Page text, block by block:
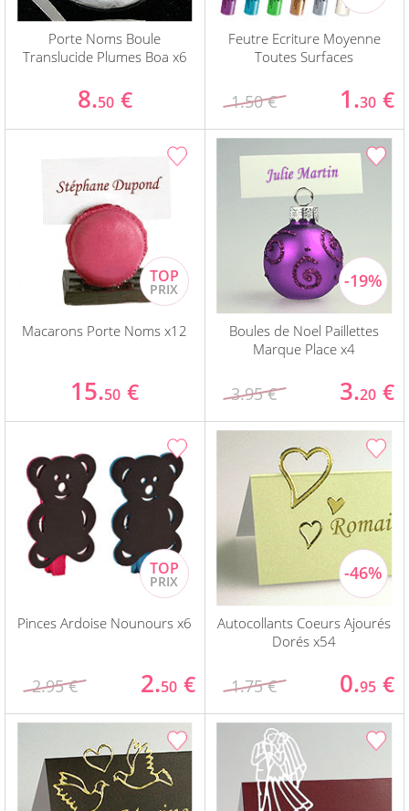
Porte Noms Boule
Translucide Plumes Boa x6
8.50 €
Feutre Ecriture Moyenne
Toutes Surfaces
1.50 € 1.30 €
Macarons Porte Noms x12
15.50 €
Boules de Noel Paillettes
Marque Place x4
3.95 € 3.20 €
Pinces Ardoise Nounours x6
2.95 € 2.50 €
Autocollants Coeurs Ajourés
Dorés x54
1.75 € 0.95 €